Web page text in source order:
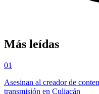
Más leídas
01
Asesinan al creador de
transmisión en Culiacán